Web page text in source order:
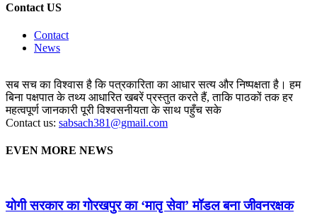
Contact US
Contact
News
सब सच का विश्वास है कि पत्रकारिता का आधार सत्य और निष्पक्षता है। हम
बिना पक्षपात के तथ्य आधारित खबरें प्रस्तुत करते हैं, ताकि पाठकों तक हर
महत्वपूर्ण जानकारी पूरी विश्वसनीयता के साथ पहुँच सके
Contact us: sabsach381@gmail.com
EVEN MORE NEWS
योगी सरकार का गोरखपुर का ‘मातृ सेवा’ मॉडल बना जीवनरक्षक